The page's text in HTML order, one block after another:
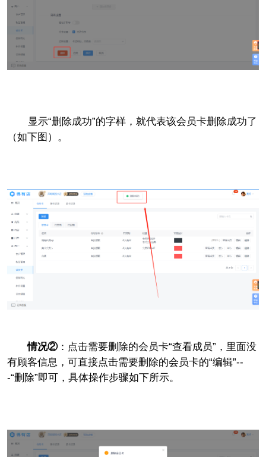
显示“删除成功”的字样，就代表该会员卡删除成功了
（如下图）。
情况②：点击需要删除的会员卡“查看成员”，里面没
有顾客信息，可直接点击需要删除的会员卡的“编辑”--
-“删除”即可，具体操作步骤如下所示。